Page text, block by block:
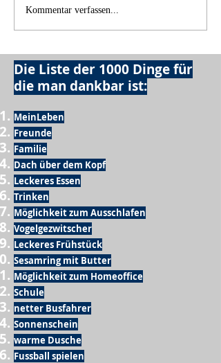
Kommentar verfassen...
Die Liste der 1000 Dinge für
die man dankbar ist:
MeinLeben
Freunde
Familie
Dach über dem Kopf
Leckeres Essen
Trinken
Möglichkeit zum Ausschlafen
Vogelgezwitscher
Leckeres Frühstück
Sesamring mit Butter
Möglichkeit zum Homeoffice
Schule
netter Busfahrer
Sonnenschein
warme Dusche
Fussball spielen